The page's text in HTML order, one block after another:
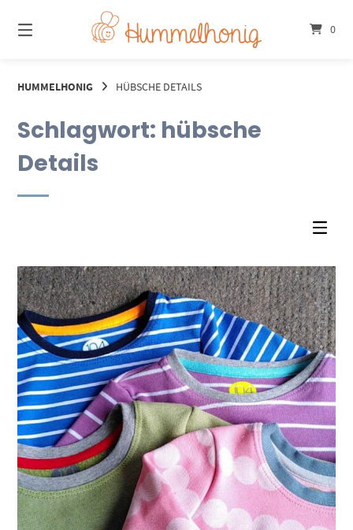
zum
Inhalt
0
HUMMELHONIG HÜBSCHE DETAILS
Schlagwort: hübsche
Details